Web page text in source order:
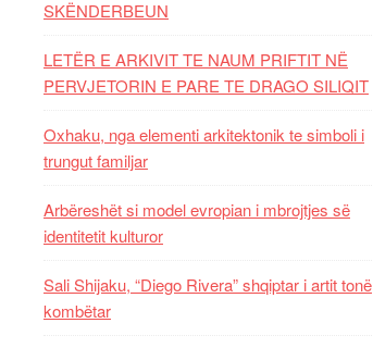
SKËNDERBEUN
LETËR E ARKIVIT TE NAUM PRIFTIT NË
PERVJETORIN E PARE TE DRAGO SILIQIT
Oxhaku, nga elementi arkitektonik te simboli i
trungut familjar
Arbëreshët si model evropian i mbrojtjes së
identitetit kulturor
Sali Shijaku, “Diego Rivera” shqiptar i artit tonë
kombëtar